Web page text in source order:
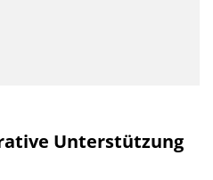
Unterstützung